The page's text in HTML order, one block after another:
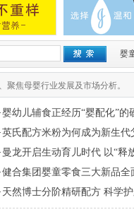
婴
聚焦母婴行业发展及市场分析。
·婴幼儿辅食正经历“婴配化”的
·英氏配方米粉为何成为新生代
· 曼龙开启生动育儿时代 以“释
章
·健合集团婴童零食三大新品全
· 天然博士分阶精研配方 科学